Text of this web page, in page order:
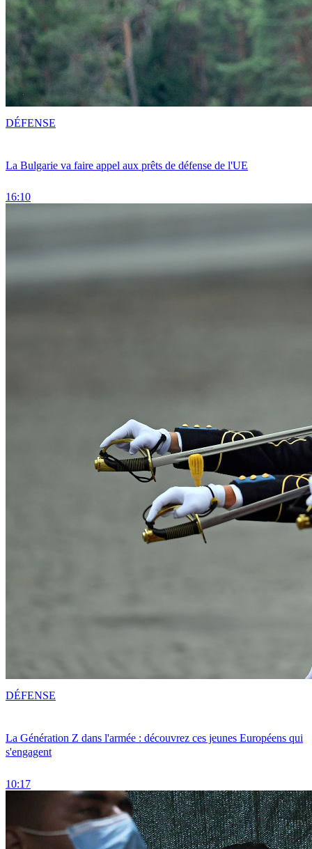
La Bulgarie va faire appel aux prêts de défense de l'UE
16:10
DÉFENSE
La Génération Z dans l'armée : découvrez ces jeunes Européens qui
s'engagent
10:17
DÉFENSE